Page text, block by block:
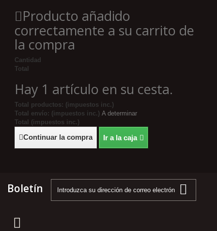
Producto añadido
correctamente a su carrito de
la compra
Cantidad
Total
Hay 1 artículo en su cesta.
Total productos: (impuestos inc.)
Total envío: (impuestos inc.) A determinar
Total (impuestos inc.)
Continuar la compra Ir a la caja
Boletín